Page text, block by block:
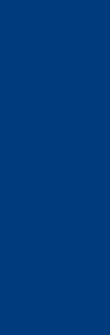
ra, bạn cũng
vỡ, móp méo,
ghosting (hình
hãy kiểm tra và
các bộ phận